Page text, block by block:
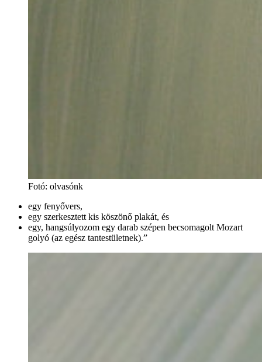
Fotó: olvasónk
egy fenyővers,
egy szerkesztett kis köszönő plakát, és
egy, hangsúlyozom egy darab szépen becsomagolt Mozart
golyó (az egész tantestületnek).”